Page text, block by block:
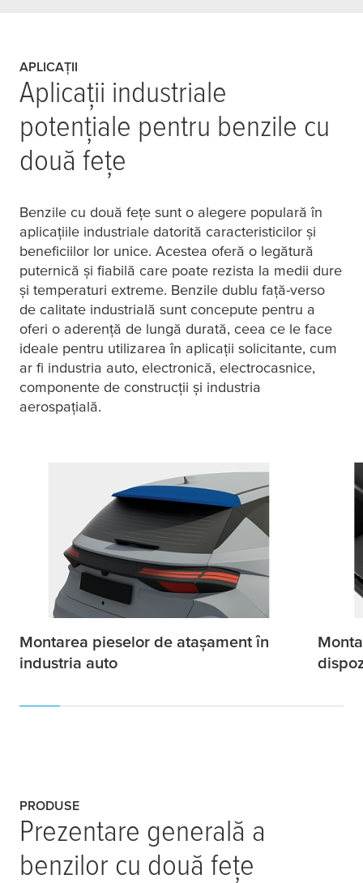
APLICAȚII
Aplicații industriale
potențiale pentru benzile cu
două fețe
Benzile cu două fețe sunt o alegere populară în
aplicațiile industriale datorită caracteristicilor și
beneficiilor lor unice. Acestea oferă o legătură
puternică și fiabilă care poate rezista la medii dure
și temperaturi extreme. Benzile dublu față-verso
de calitate industrială sunt concepute pentru a
oferi o aderență de lungă durată, ceea ce le face
ideale pentru utilizarea în aplicații solicitante, cum
ar fi industria auto, electronică, electrocasnice,
componente de construcții și industria
aerospațială.
Montarea pieselor de atașament în
industria auto
PRODUSE
Prezentare generală a
benzilor cu două fețe